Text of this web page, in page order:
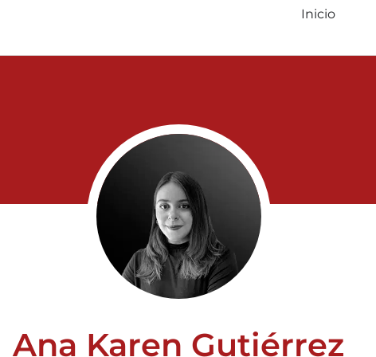
Inicio
Ana Karen Gutiérrez